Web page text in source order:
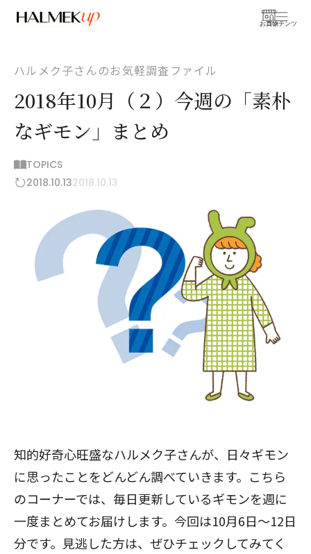
お買物
コンテンツ
ハルメク子さんのお気軽調査ファイル
2018年10月（２）今週の「素朴
なギモン」まとめ
TOPICS
2018.10.132018.10.13
知的好奇心旺盛なハルメク子さんが、日々ギモン
に思ったことをどんどん調べていきます。こちら
のコーナーでは、毎日更新しているギモンを週に
一度まとめてお届けします。今回は10月6日～12日
分です。見逃した方は、ぜひチェックしてみてく